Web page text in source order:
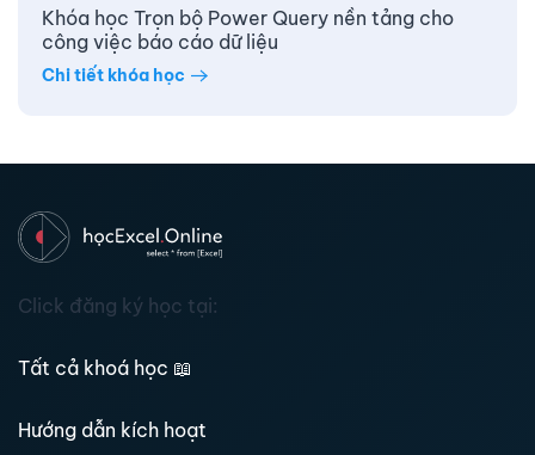
Khóa học Trọn bộ Power Query nền tảng cho
công việc báo cáo dữ liệu
Chi tiết khóa học
Click đăng ký học tại:
Tất cả khoá học 📖
Hướng dẫn kích hoạt